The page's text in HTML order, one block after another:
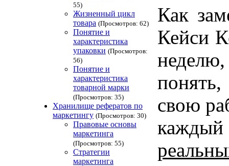
55)
Жизненный цикл
товара (Просмотров: 62)
Понятие и
характеристика
упаковки (Просмотров:
56)
Понятие и
характеристика
товарной марки
(Просмотров: 35)
Хранилище рефератов по
маркетингу (Просмотров: 30)
Правовые основы
маркетинга
(Просмотров: 55)
Стратегии
маркетинга
Как
Кейси
свою
каждый